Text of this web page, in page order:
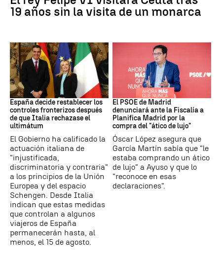
19 años sin la visita de un monarca
CRISIS MIGRATORIA
España decide restablecer los
controles fronterizos después
de que Italia rechazase el
ultimátum
El Gobierno ha calificado la
actuación italiana de
"injustificada,
discriminatoria y contraria"
a los principios de la Unión
Europea y del espacio
Schengen. Desde Italia
indican que estas medidas
que controlan a algunos
viajeros de España
permanecerán hasta, al
menos, el 15 de agosto.
PSOE MADRID
El PSOE de Madrid
denunciará ante la Fiscalía a
Planifica Madrid por la
compra del "ático de lujo"
Óscar López asegura que
García Martín sabía que "le
estaba comprando un ático
de lujo" a Ayuso y que lo
"reconoce en esas
declaraciones".